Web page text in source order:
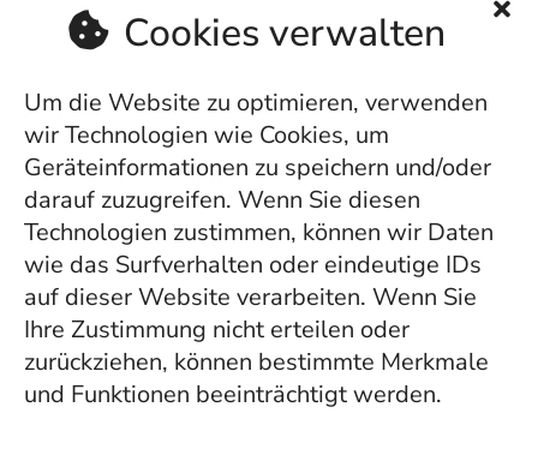
Cookies verwalten
Um die Website zu optimieren, verwenden
wir Technologien wie Cookies, um
Geräteinformationen zu speichern und/oder
darauf zuzugreifen. Wenn Sie diesen
Technologien zustimmen, können wir Daten
wie das Surfverhalten oder eindeutige IDs
auf dieser Website verarbeiten. Wenn Sie
Ihre Zustimmung nicht erteilen oder
zurückziehen, können bestimmte Merkmale
und Funktionen beeinträchtigt werden.
Du willst immer über Grüne
Inhalte, Aktivitäten und
Veranstaltungen auf dem
Laufenden sein? Wir
informieren dich gerne
regelmäßig per E-Mail –
einfach deine Mailadresse in
das Formularfeld eintragen
und abschicken.